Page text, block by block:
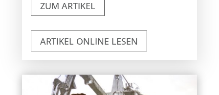
ZUM ARTIKEL
ARTIKEL ONLINE LESEN